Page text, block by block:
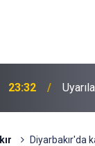
23:32
Diyarbakır'da